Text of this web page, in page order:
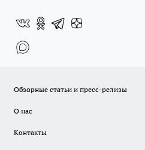
Обзорные статьи и пресс-релизы
О нас
Контакты